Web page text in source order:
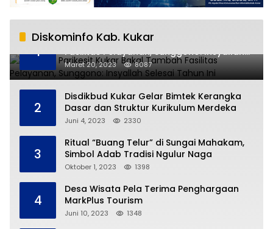
Diskominfo Kab. Kukar
1
RSUD AM Parikesit Kukar Bakal Tambah
Fasilitas Pelayanan, Sunggono: Insyallah
Selesai Tahun Ini
Maret 20, 2023 8087
2
Disdikbud Kukar Gelar Bimtek Kerangka
Dasar dan Struktur Kurikulum Merdeka
Juni 4, 2023 2330
3
Ritual “Buang Telur” di Sungai Mahakam,
Simbol Adab Tradisi Ngulur Naga
Oktober 1, 2023 1398
4
Desa Wisata Pela Terima Penghargaan
MarkPlus Tourism
Juni 10, 2023 1348